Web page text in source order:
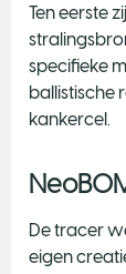
Ten eerste
specifieke
ballistische
kankercel.
De tracer
eigen